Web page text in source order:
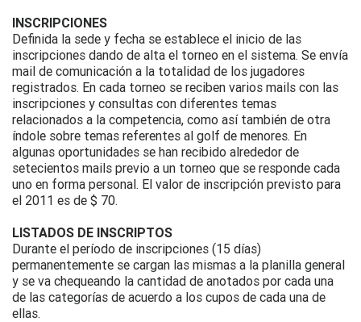
INSCRIPCIONES
Definida la sede y fecha se establece el inicio de las
inscripciones dando de alta el torneo en el sistema. Se envía
mail de comunicación a la totalidad de los jugadores
registrados. En cada torneo se reciben varios mails con las
inscripciones y consultas con diferentes temas
relacionados a la competencia, como así también de otra
índole sobre temas referentes al golf de menores. En
algunas oportunidades se han recibido alrededor de
setecientos mails previo a un torneo que se responde cada
uno en forma personal. El valor de inscripción previsto para
el 2011 es de $ 70.
LISTADOS DE INSCRIPTOS
Durante el período de inscripciones (15 días)
permanentemente se cargan las mismas a la planilla general
y se va chequeando la cantidad de anotados por cada una
de las categorías de acuerdo a los cupos de cada una de
ellas.